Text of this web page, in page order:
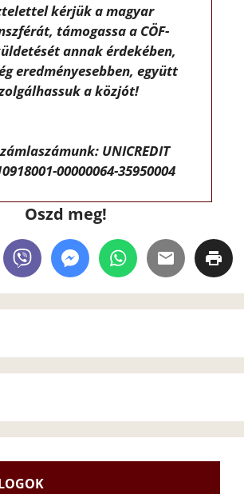
kérjük a magyar
támogassa a CÖF-
annak érdekében,
eredményesebben, együtt
a közjót!
UNICREDIT
00000064-35950004
Oszd meg!